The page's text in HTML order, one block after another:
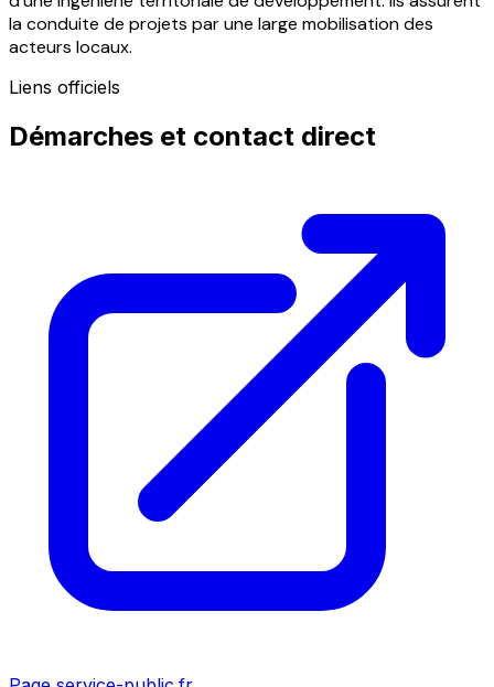
la conduite de projets par une large mobilisation des
acteurs locaux.
Liens officiels
Démarches et contact direct